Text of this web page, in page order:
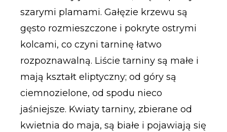
szarymi plamami. Gałęzie krzewu są
gęsto rozmieszczone i pokryte ostrymi
kolcami, co czyni tarninę łatwo
rozpoznawalną. Liście tarniny są małe i
mają kształt eliptyczny; od góry są
ciemnozielone, od spodu nieco
jaśniejsze. Kwiaty tarniny, zbierane od
kwietnia do maja, są białe i pojawiają się